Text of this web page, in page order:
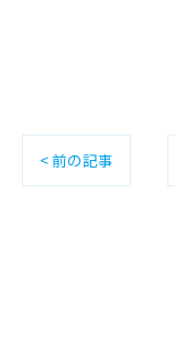
< 前の記事